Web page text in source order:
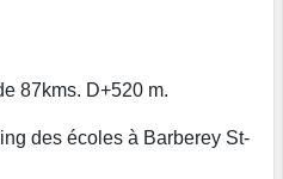
87kms. D+520 m.
des écoles à Barberey St-